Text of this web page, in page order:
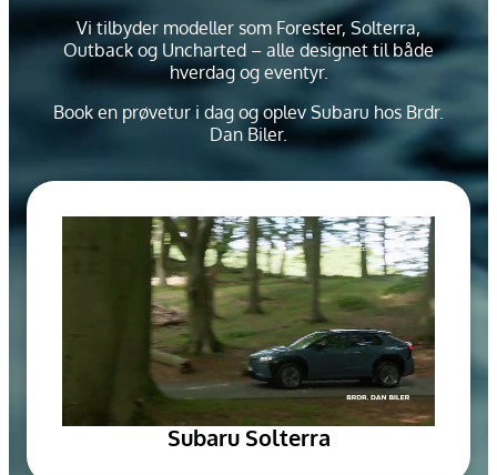
Vi tilbyder modeller som Forester, Solterra,
Outback og Uncharted – alle designet til både
hverdag og eventyr.
Book en prøvetur i dag og oplev Subaru hos Brdr.
Dan Biler.
Subaru Solterra